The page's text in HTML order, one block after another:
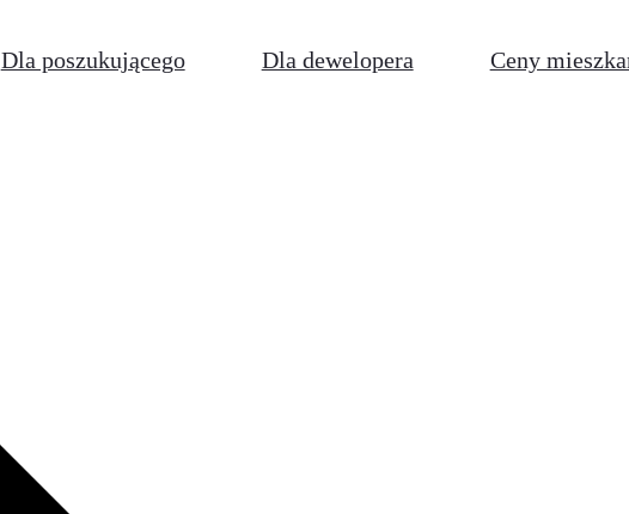
Dla poszukującego Dla dewelopera Ceny